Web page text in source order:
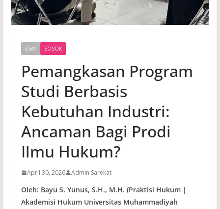
ESAY SOSOK
Pemangkasan Program
Studi Berbasis
Kebutuhan Industri:
Ancaman Bagi Prodi
Ilmu Hukum?
April 30, 2026 Admin Sarekat
Oleh: Bayu S. Yunus, S.H., M.H. (Praktisi Hukum |
Akademisi Hukum Universitas Muhammadiyah